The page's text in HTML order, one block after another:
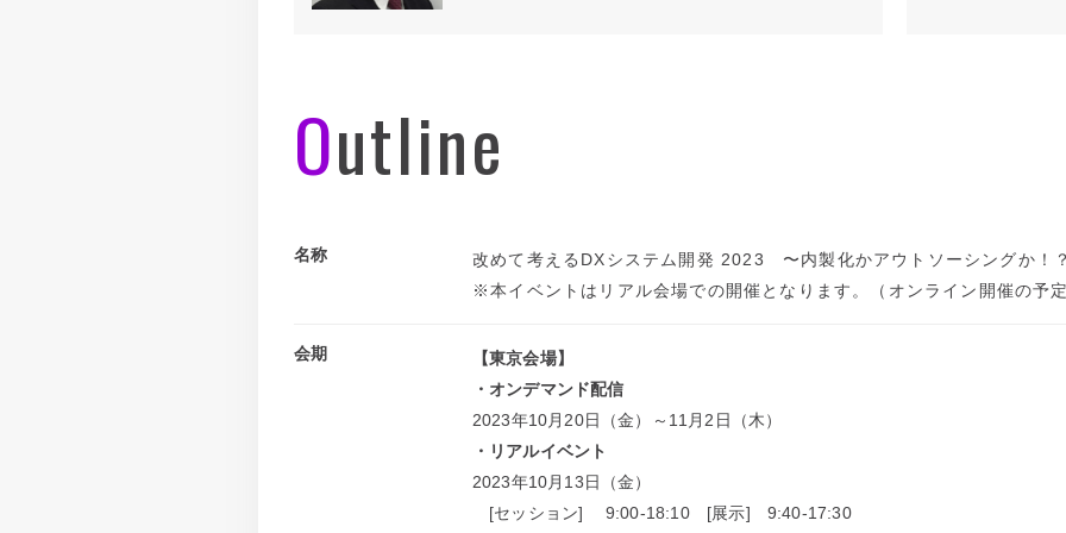
Outline
名称
改めて考えるDXシステム開発 2023 〜内製化かアウトソーシングか！
※本イベントはリアル会場での開催となります。（オンライン開催の予
会期
【東京会場】
・オンデマンド配信
2023年10月20日（金）～11月2日（木）
・リアルイベント
2023年10月13日（金）
[セッション] 9:00-18:10 [展示] 9:40-17:30